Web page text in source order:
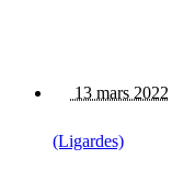
13 mars 2022
(Ligardes)